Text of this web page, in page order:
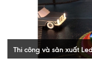
Thi công và sản xuất